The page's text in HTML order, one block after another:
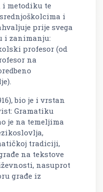
metodiku te
i
prije svega
i zanimanju:
profesor (od
na
bio je i vrstan
Gramatiku
je na temeljima
tradiciji,
na tekstove
nasuprot
građe iz